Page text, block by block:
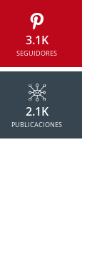
3.1K
SEGUIDORES
2.1K
PUBLICACIONES